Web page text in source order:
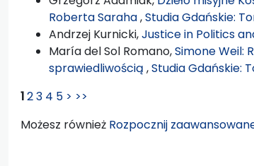
Roberta Saraha,Studia Gdańskie:
Andrzej Kurnicki,Justice in Politics
María del Sol Romano,Simone Weil:
sprawiedliwością ,Studia Gdańskie:
123 4 5 > >>
Możesz również Rozpocznij